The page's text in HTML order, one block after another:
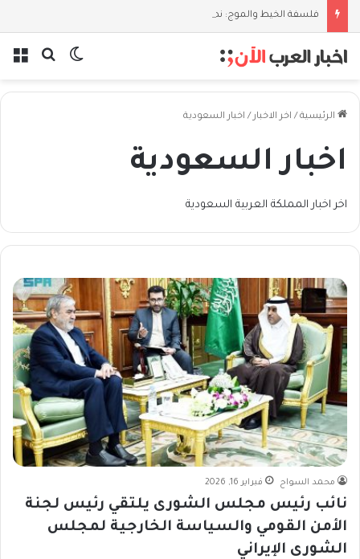
فلسفة الخيط والموج: نصف قرن في مدرسة البحر مع غسان المزيدي
بحثالوضع
الرئيسية / اخر الاخبار / اخبار السعودية
اخبار السعودية
اخر اخبار المملكة العربية السعودية
محمد السواح فبراير 16, 2026
نائب رئيس مجلس الشورى يلتقي رئيس لجنة
الأمن القومي والسياسة الخارجية لمجلس
الشورى الإيراني